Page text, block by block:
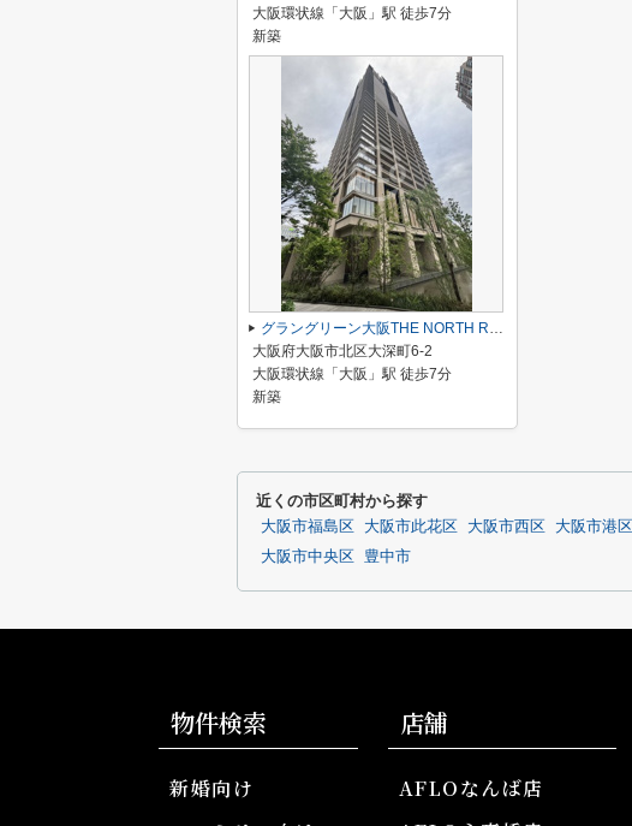
大阪環状線「大阪」駅 徒歩7分
新築
グラングリーン大阪THE NORTH RESIDENCE
大阪府大阪市北区大深町6-2
大阪環状線「大阪」駅 徒歩7分
新築
近くの市区町村から探す
大阪市福島区 大阪市此花区 大阪市西区 大阪市港区
大阪市中央区
豊中市
物件検索
新婚向け
店舗
AFLOなんば店